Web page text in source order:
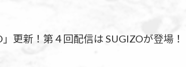
」更新！第４回配信は SUGIZOが登場！